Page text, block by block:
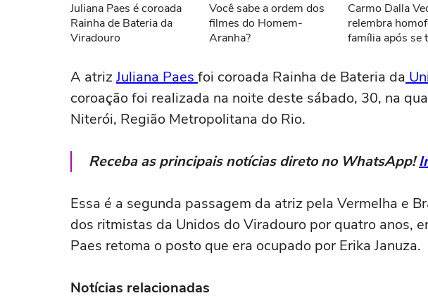
Tentar novamente
Juliana Paes é coroada
Rainha de Bateria da
Viradouro
Você sabe a ordem dos
filmes do Homem-
Aranha?
Carmo Dalla
relembra
família após se
A atrizJuliana Paes foi coroada Rainha de Bateria da
coroação foi realizada na noite deste sábado, 30, na
Niterói, Região Metropolitana do Rio.
Receba as principais notícias direto no WhatsApp!
Essa é a segunda passagem da atriz pela Vermelha e
dos ritmistas da Unidos do Viradouro por quatro anos,
Paes retoma o posto que era ocupado por Erika Januza.
Notícias relacionadas